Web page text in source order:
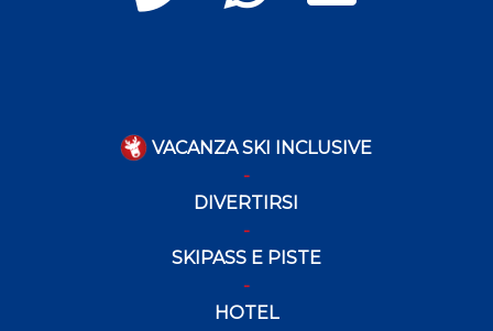
VACANZA SKI INCLUSIVE
DIVERTIRSI
SKIPASS E PISTE
HOTEL